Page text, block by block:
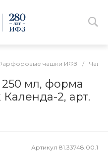
чашки ИФЗ /
мл, форма
2, арт.
Артикул 81.33748.00.1